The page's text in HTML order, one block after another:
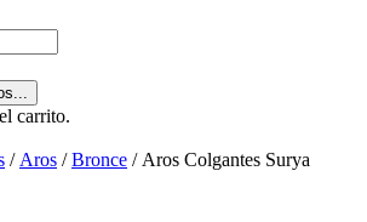
carrito.
/ Aros /Bronce / Aros Colgantes Surya